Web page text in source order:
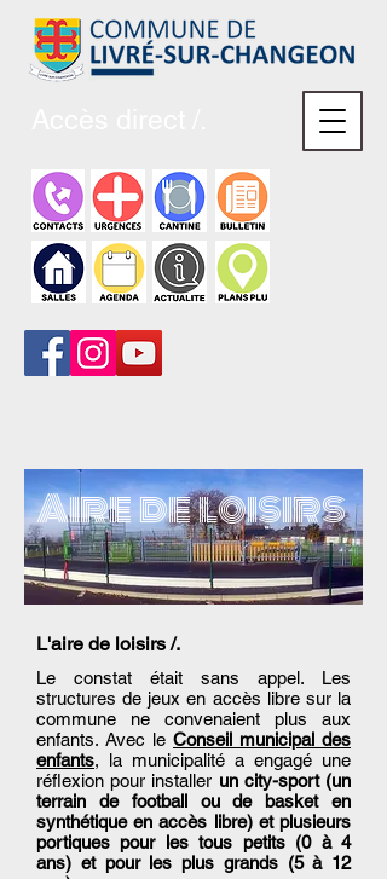
Aire de loisirs
L'aire de loisirs /.
Le constat était sans appel. Les
structures de jeux en accès libre sur la
commune ne convenaient plus aux
enfants. Avec le Conseil municipal des
enfants, la municipalité a engagé une
réflexion pour installer un city-sport (un
terrain de football ou de basket en
synthétique en accès libre) et plusieurs
portiques pour les tous petits (0 à 4
ans) et pour les plus grands (5 à 12